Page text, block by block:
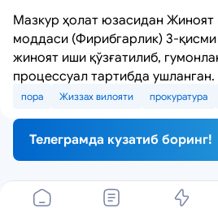
Мазкур ҳолат юзасидан Жиноят
моддаси (Фирибгарлик) 3-қисми
жиноят иши қўзғатилиб,
процессуал тартибда ушланган.
пора Жиззах вилояти прокуратура
Телеграмда кузатиб боринг!